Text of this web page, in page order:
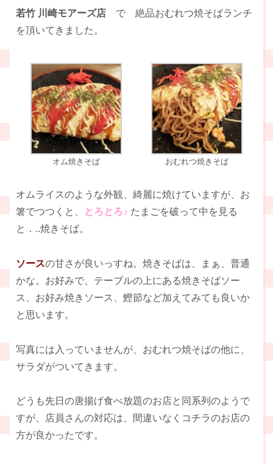
若竹 川崎モアーズ店 で 絶品おむれつ焼そばランチ
を頂いてきました。
オム焼きそば おむれつ焼きそば
オムライスのような外観、綺麗に焼けていますが、お
箸でつつくと、
とろとろ♪ たまごを破って中を見る
と．..焼きそば。
ソースの甘さが良いっすね。焼きそばは、まぁ、普通
かな。お好みで、テーブルの上にある焼きそばソー
ス、お好み焼きソース、鰹節など加えてみても良いか
と思います。
写真には入っていませんが、おむれつ焼そばの他に、
サラダがついてきます。
どうも先日の唐揚げ食べ放題のお店と同系列のようで
すが、店員さんの対応は、間違いなくコチラのお店の
方が良かったです。